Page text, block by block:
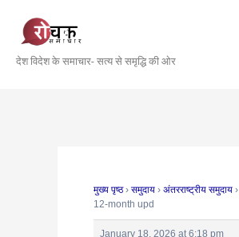
content
देश विदेश के समाचार- सत्य से समृद्धि की ओर
मुख्य पृष्ठ › समुदाय › अंतरराष्ट्रीय समुदाय ›
12-month upd
January 18, 2026 at 6:18 pm
navigation